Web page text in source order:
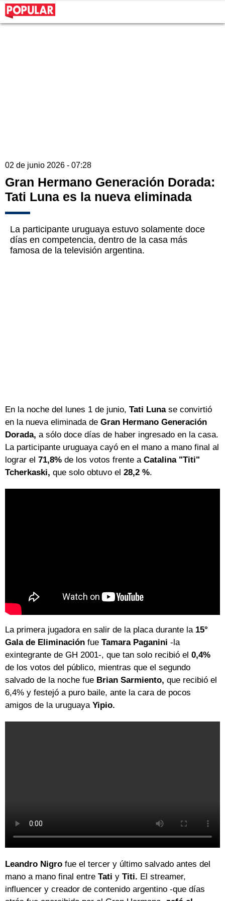
02 de junio 2026 - 07:28
Gran Hermano Generación Dorada:
Tati Luna es la nueva eliminada
La participante uruguaya estuvo solamente doce
días en competencia, dentro de la casa más
famosa de la televisión argentina.
En la noche del lunes 1 de junio, Tati Lunase convirtió
en la nueva eliminada de Gran Hermano Generación
Dorada, a sólo doce días de haber ingresado en la casa.
La participante uruguaya cayó en el mano a mano final al
lograr el 71,8% de los votos frente a Catalina "Titi"
Tcherkaski, que solo obtuvo el 28,2 %.
La primera jugadora en salir de la placa durante la 15°
Gala de Eliminación fue Tamara Paganini -la
exintegrante de GH 2001-, que tan solo recibió el 0,4%
de los votos del público, mientras que el segundo
salvado de la noche fue Brian Sarmiento, que recibió el
6,4% y festejó a puro baile, ante la cara de pocos
amigos de la uruguaya Yipio.
Leandro Nigro fue el tercer y último salvado antes del
mano a mano final entre Tati y Titi. El streamer,
influencer y creador de contenido argentino -que días